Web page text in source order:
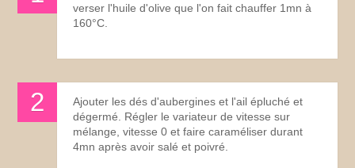
verser l'huile d'olive que l'on fait chauffer 1mn à
160°C.
Ajouter les dés d'aubergines et l'ail épluché et
dégermé. Régler le variateur de vitesse sur
mélange, vitesse 0 et faire caraméliser durant
4mn après avoir salé et poivré.